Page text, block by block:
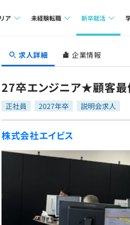
ア
ガイド
ジェント
未経験転職
求人検索
転職成功ガイド
新卒就活
本選考
インターン
新卒エージェ
求人詳細 企業情報
27卒エンジニア★顧客最
正社員 2027年卒 説明会求人
株式会社エイビス